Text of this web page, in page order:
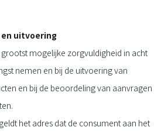
uitvoering
mogelijke zorgvuldigheid in acht
nemen en bij de uitvoering van
en bij de beoordeling van aanvragen
het adres dat de consument aan het